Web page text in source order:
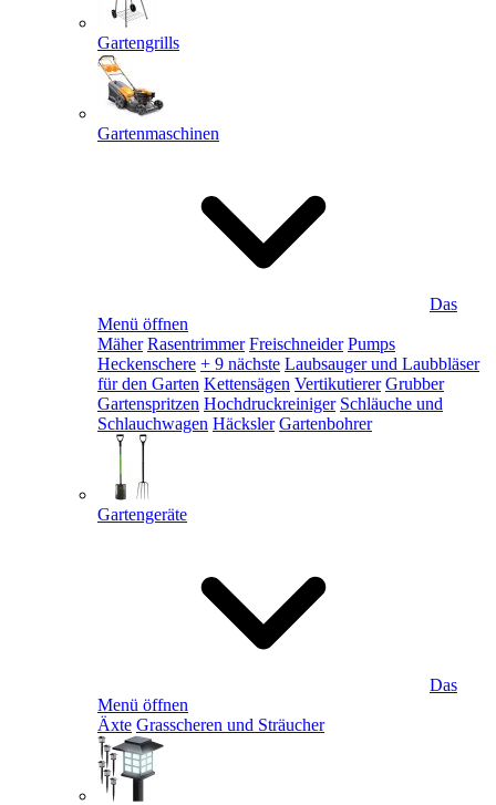
Gartengrills
Gartenmaschinen
Das
Menü öffnen
Mäher Rasentrimmer Freischneider Pumps
Heckenschere + 9 nächste Laubsauger und Laubbläser
für den Garten Kettensägen Vertikutierer Grubber
Gartenspritzen Hochdruckreiniger Schläuche und
Schlauchwagen Häcksler Gartenbohrer
Gartengeräte
Das
Menü öffnen
Äxte Grasscheren und Sträucher